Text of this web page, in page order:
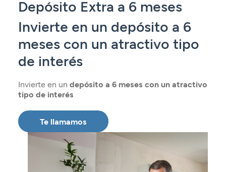
Servicios
Seguros
Servicios
Tarjetas
Servicios
Planes de pensiones
Tarjetas
Seguros
Depósito Extra a 6 meses
Invierte en un depósito a 6
meses con un atractivo tipo
de interés
Invierte en un depósito a 6 meses con un atractivo
tipo de interés
Te llamamos